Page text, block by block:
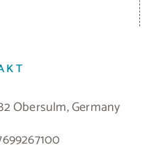
Obersulm, Germany